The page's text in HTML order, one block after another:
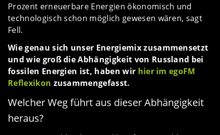
Prozent erneuerbare Energien ökonomisch und
technologisch schon möglich gewesen wären, sagt
Fell.
Wie genau sich unser Energiemix zusammensetzt
und wie groß die Abhängigkeit von Russland bei
fossilen Energien ist, haben wir hier im egoFM
Reflexikon zusammengefasst.
Welcher Weg führt aus dieser Abhängigkeit
heraus?